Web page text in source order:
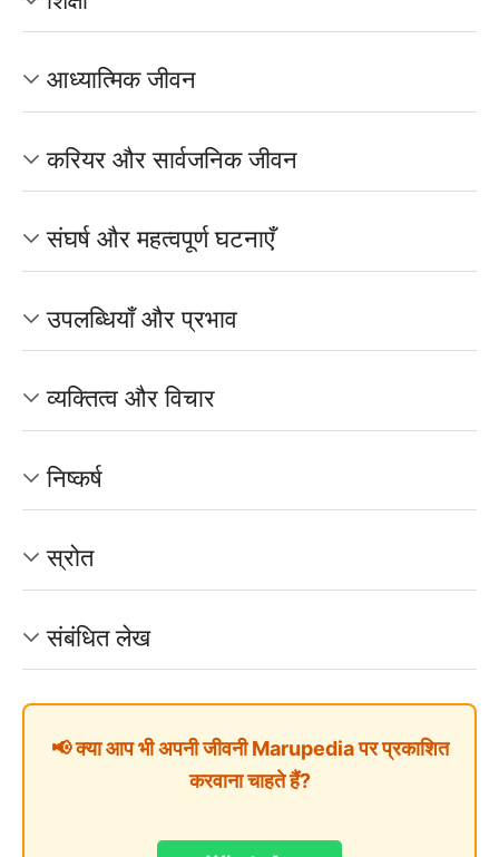
आध्यात्मिक जीवन
करियर और सार्वजनिक जीवन
संघर्ष और महत्वपूर्ण घटनाएँ
उपलब्धियाँ और प्रभाव
व्यक्तित्व और विचार
निष्कर्ष
स्रोत
संबंधित लेख
📢 क्या आप भी अपनी जीवनी Marupedia पर प्रकाशित
करवाना चाहते हैं?